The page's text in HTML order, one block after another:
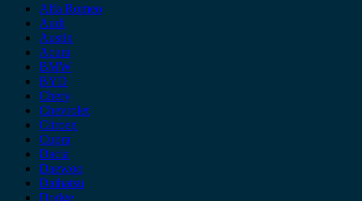
Alfa Romeo
Audi
Austin
Acura
BMW
BYD
Chery
Chevrolet
Citroen
Cupra
Dacia
Daewoo
Daihatsu
Dodge